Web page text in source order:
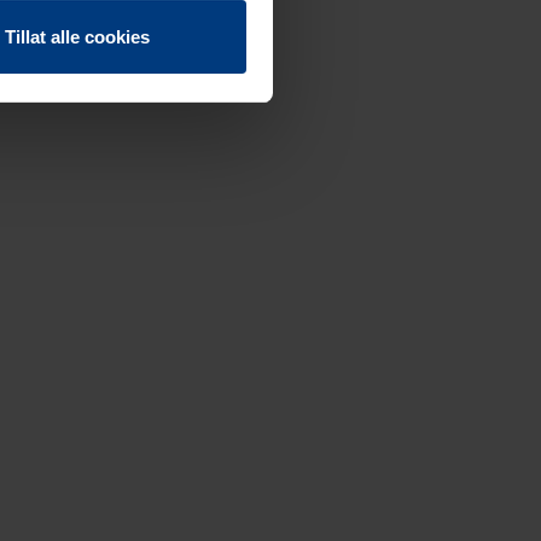
Tillat alle cookies